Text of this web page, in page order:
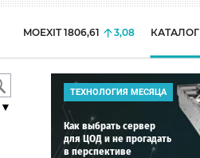
MOEXIT 1806,61 3,08 КАТАЛОГ
ТЕХНОЛОГИЯ МЕСЯЦА
Как выбрать сервер
для ЦОД и не прогадать
в перспективе